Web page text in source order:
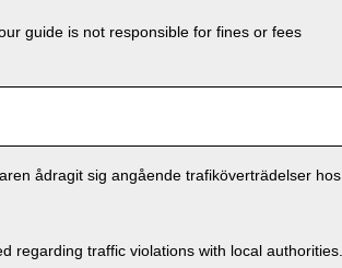
guide is not responsible for fines or fees
ådragit sig angående trafiköverträdelser hos
regarding traffic violations with local authorities.